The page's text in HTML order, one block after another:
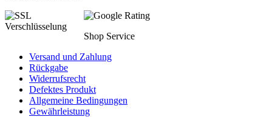
Shop Service
Versand und Zahlung
Rückgabe
Widerrufsrecht
Defektes Produkt
Allgemeine Bedingungen
Gewährleistung